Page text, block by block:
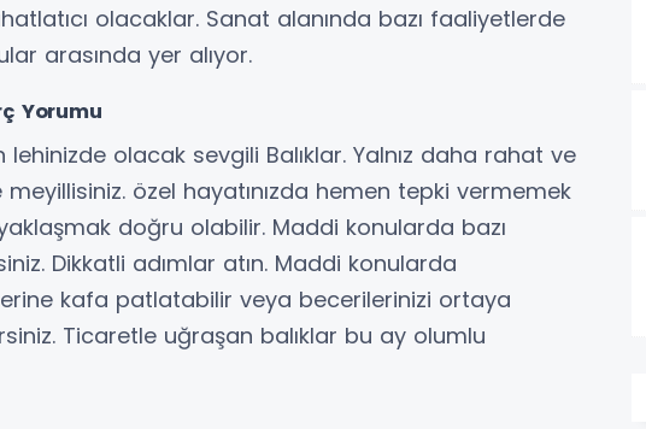
olacaklar. Sanat alanında bazı faaliyetlerde
arasında yer alıyor.
Yorumu
lehinizde olacak sevgili Balıklar. Yalnız daha rahat ve
özel hayatınızda hemen tepki vermemek
doğru olabilir. Maddi konularda bazı
Dikkatli adımlar atın. Maddi konularda
kafa patlatabilir veya becerilerinizi ortaya
Ticaretle uğraşan balıklar bu ay olumlu